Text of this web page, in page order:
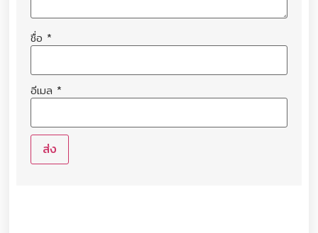
ชื่อ *
อีเมล *